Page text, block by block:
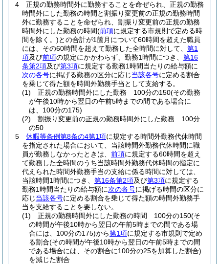
4
正規の勤務時間外に勤務することを命ぜられ、正規の勤務
時間外にした勤務の時間と割振り変更前の正規の勤務時間
外に勤務することを命ぜられ、割振り変更前の正規の勤務
時間外にした勤務の時間(前項に規定する市規則で定める時
間を除く。)との合計が1箇月について60時間を超えた職員
には、その60時間を超えて勤務した全時間に対して、 第1
項及び前項の規定にかかわらず、勤務1時間につき、 第16
条第2項及び第3項に規定する勤務1時間当たりの給与額に
次の各号に掲げる勤務の区分に応じ当該各号に定める割合
を乗じて得た額を時間外勤務手当として支給する。
(1)
正規の勤務時間外にした勤務 100分の150(その勤務
が午後10時から翌日の午前5時までの間である場合に
は、100分の175)
(2)
割振り変更前の正規の勤務時間外にした勤務 100分
の50
5
休暇等条例第8条の4第1項に規定する時間外勤務代休時間
を指定された場合において、当該時間外勤務代休時間に職
員が勤務しなかったときは、 前項に規定する60時間を超え
て勤務した全時間のうち当該時間外勤務代休時間の指定に
代えられた時間外勤務手当の支給に係る時間に対しては、
当該時間1時間につき、 第16条第2項及び第3項に規定する
勤務1時間当たりの給与額に次の各号に掲げる時間の区分に
応じ当該各号に定める割合を乗じて得た額の時間外勤務手
当を支給することを要しない。
(1)
正規の勤務時間外にした勤務の時間 100分の150(そ
の時間が午後10時から翌日の午前5時までの間である場
合には、100分の175)から第1項に規定する市規則で定め
る割合(その時間が午後10時から翌日の午前5時までの間
である場合には、その割合に100分の25を加算した割合)
を減じた割合